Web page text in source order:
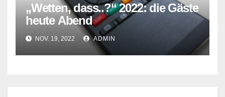
„Wetten, dass..?“ 2022: die Gäste
heute Abend
NOV. 19, 2022 ADMIN